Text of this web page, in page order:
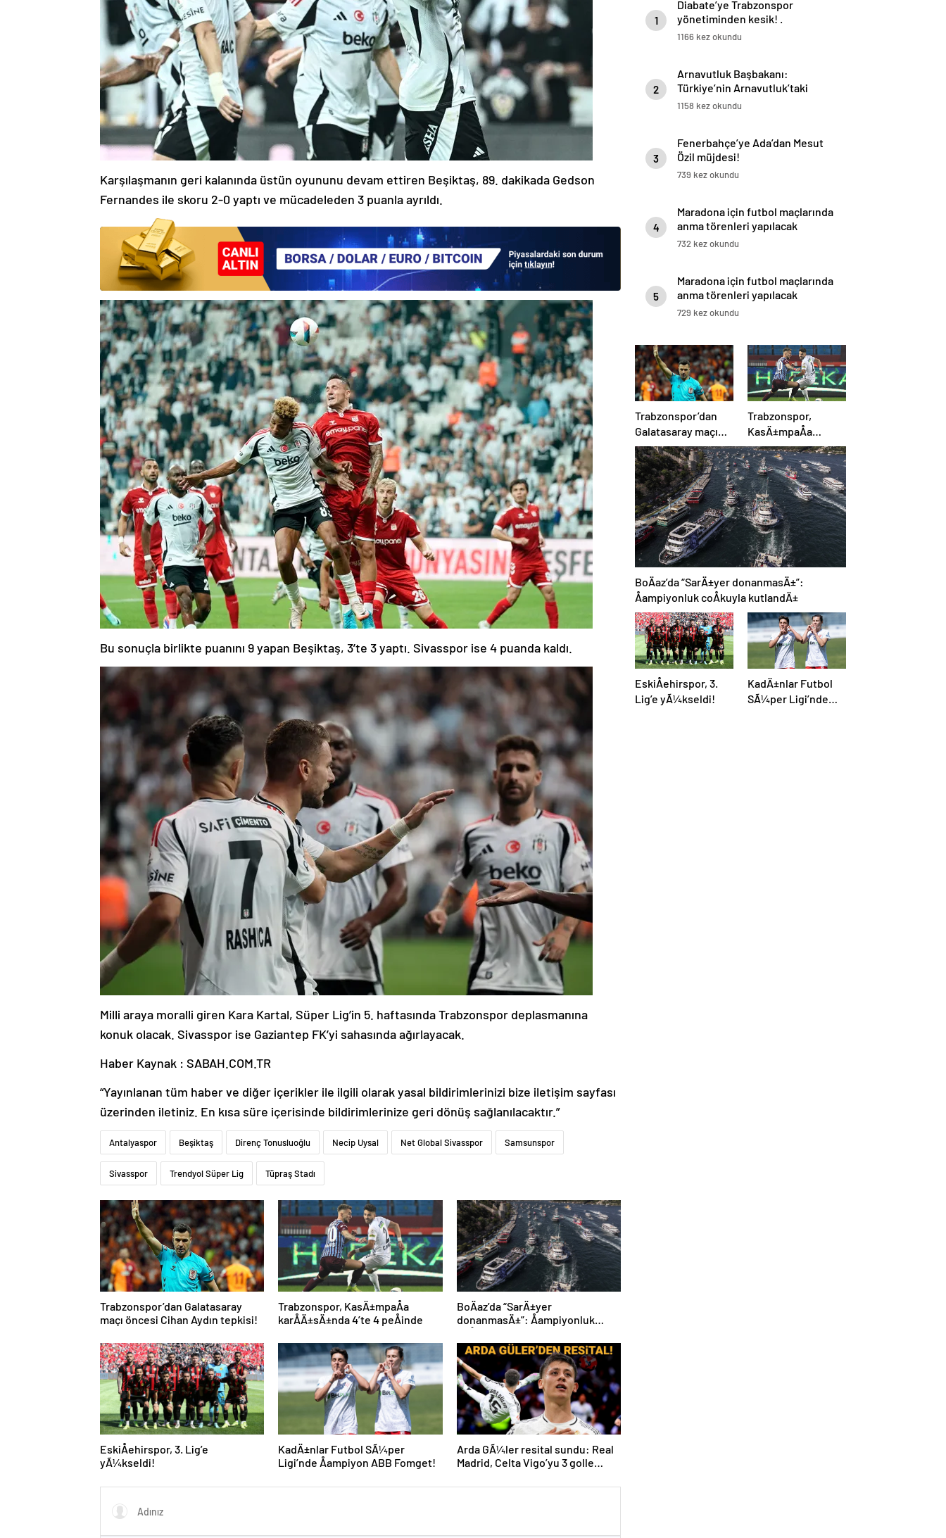
Karşılaşmanın geri kalanında üstün oyununu devam ettiren Beşiktaş, 89. dakikada Gedson
Fernandes ile skoru 2-0 yaptı ve mücadeleden 3 puanla ayrıldı.
Bu sonuçla birlikte puanını 9 yapan Beşiktaş, 3’te 3 yaptı. Sivasspor ise 4 puanda kaldı.
Milli araya moralli giren Kara Kartal, Süper Lig’in 5. haftasında Trabzonspor deplasmanına
konuk olacak. Sivasspor ise Gaziantep FK’yi sahasında ağırlayacak.
Haber Kaynak : SABAH.COM.TR
“Yayınlanan tüm haber ve diğer içerikler ile ilgili olarak yasal bildirimlerinizi bize iletişim sayfası
üzerinden iletiniz. En kısa süre içerisinde bildirimlerinize geri dönüş sağlanılacaktır.”
Antalyaspor Beşiktaş Direnç Tonusluoğlu Necip Uysal Net Global Sivasspor Samsunspor
Sivasspor Trendyol Süper Lig Tüpraş Stadı
Trabzonspor’dan Galatasaray
maçı öncesi Cihan Aydın tepkisi!
Trabzonspor, KasÄ±mpaÅa
karÅÄ±sÄ±nda 4’te 4 peÅinde
BoÄaz’da “SarÄ±yer
donanmasÄ±”: Åampiyonluk
EskiÅehirspor, 3. Lig’e
yÃ¼kseldi!
KadÄ±nlar Futbol SÃ¼per
Ligi’nde Åampiyon ABB Fomget!
Arda GÃ¼ler resital sundu: Real
Madrid, Celta Vigo’yu 3 golle
1
Diabate’ye Trabzonspor
yönetiminden kesik! .
1166 kez okundu
2
Arnavutluk Başbakanı:
Türkiye’nin Arnavutluk’taki
yatırım potansiyeli daha yüksek
1158 kez okundu
3
Fenerbahçe’ye Ada’dan Mesut
Özil müjdesi!
739 kez okundu
4
Maradona için futbol maçlarında
anma törenleri yapılacak
732 kez okundu
5
Maradona için futbol maçlarında
anma törenleri yapılacak
729 kez okundu
Trabzonspor’dan
Galatasaray maçı
öncesi Cihan Aydın
tepkisi!
Trabzonspor,
KasÄ±mpaÅa
karÅÄ±sÄ±nda 4’te
4 peÅinde
BoÄaz’da “SarÄ±yer donanmasÄ±”:
Åampiyonluk coÅkuyla kutlandÄ±
EskiÅehirspor, 3.
Lig’e yÃ¼kseldi!
KadÄ±nlar Futbol
SÃ¼per Ligi’nde